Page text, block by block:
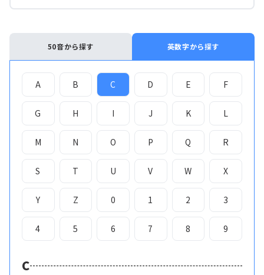
50音から探す 英数字から探す
A B C D E F
G H I J K L
M N O P Q R
S T U V W X
Y Z 0 1 2 3
4 5 6 7 8 9
C